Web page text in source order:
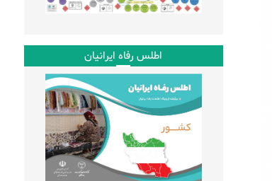
اطلس رفاه ایرانیان